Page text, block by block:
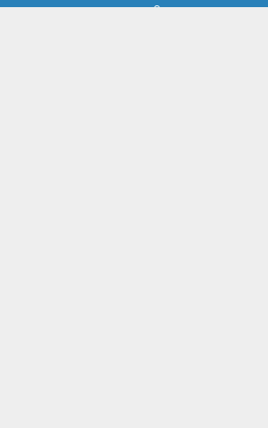
Спорт